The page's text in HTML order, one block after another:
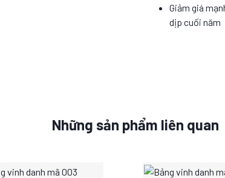
Giảm giá
dịp cuối năm
Những sản phẩm liên quan